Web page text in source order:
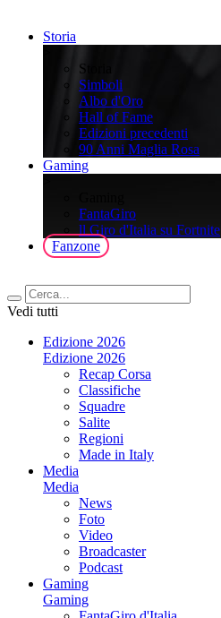
Storia
Storia
Simboli
Albo d'Oro
Hall of Fame
Edizioni precedenti
90 Anni Maglia Rosa
Gaming
FantaGiro
ll Giro d'Italia su Fortnite
Fanzone
Vedi tutti
Edizione 2026
Edizione 2026
Recap Corsa
Classifiche
Squadre
Salite
Regioni
Made in Italy
Media
Media
News
Foto
Video
Broadcaster
Podcast
Gaming
Gaming